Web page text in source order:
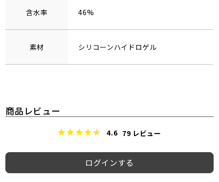
含水率 46%
素材 シリコーンハイドロゲル
商品レビュー
4.6 79 レビュー
ログインする